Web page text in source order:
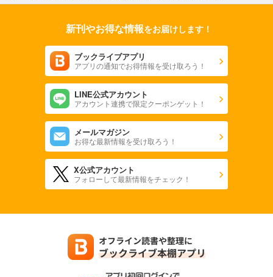
新刊やお得な情報をお届けします！
ブックライブアプリ
アプリの通知でお得情報を受け取ろう！
LINE公式アカウント
アカウント連携で限定クーポンゲット！
メールマガジン
お得な最新情報を受け取ろう！
X公式アカウント
フォローして最新情報をチェック！